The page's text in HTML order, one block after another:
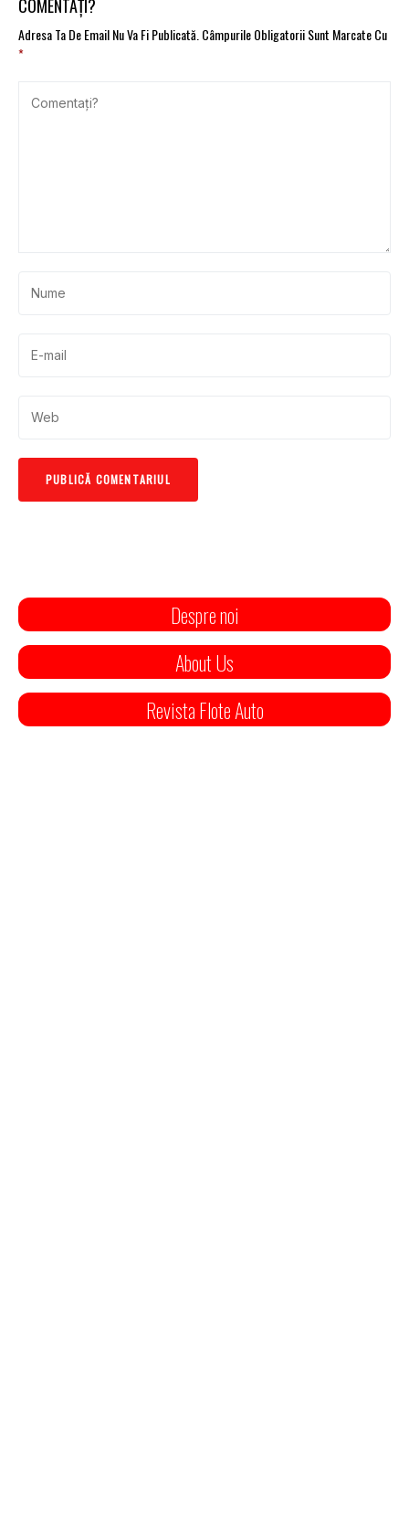
COMENTAȚI?
Adresa Ta De Email Nu Va Fi Publicată.Câmpurile Obligatorii Sunt Marcate Cu
*
Despre noi
About Us
Revista Flote Auto